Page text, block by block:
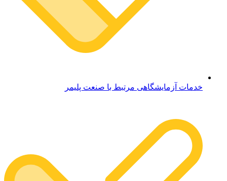
خدمات آزمایشگاهی مرتبط با صنعت پلیمر